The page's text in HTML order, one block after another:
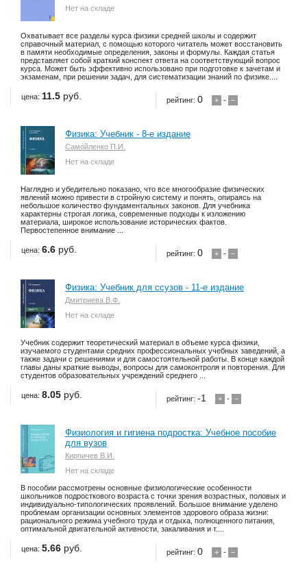
Нет на складе
Охватывает все разделы курса физики средней школы и содержит
справочный материал, с помощью которого читатель может восстановить
в памяти необходимые определения, законы и формулы. Каждая статья
представляет собой краткий конспект ответа на соответствующий вопрос
курса. Может быть эффективно использовано при подготовке к зачетам и
экзаменам, при решении задач, для систематизации знаний по физике....
рейтинг:0 + - −
цена: 11.5 руб.
Физика: Учебник - 8-е издание
Самойленко П.И.
Нет на складе
Наглядно и убедительно показано, что все многообразие физических
явлений можно привести в стройную систему и понять, опираясь на
небольшое количество фундаментальных законов. Для учебника
характерны строгая логика, современные подходы к изложению
материала, широкое использование исторических фактов.
Первостепенное внимание ...
рейтинг:0 + - −
цена: 6.6 руб.
Физика: Учебник для ссузов - 11-е издание
Дмитриева В.Ф.
Нет на складе
Учебник содержит теоретический материал в объеме курса физики,
изучаемого студентами средних профессиональных учебных заведений, а
также задачи с решениями и для самостоятельной работы. В конце каждой
главы даны краткие выводы, вопросы для самоконтроля и повторения. Для
студентов образовательных учреждений среднего ...
рейтинг:-1 + - −
цена: 8.05 руб.
Физиология и гигиена подростка: Учебное пособие
для вузов
Кирпичев В.И.
Нет на складе
В пособии рассмотрены основные физиологические особенности
школьников подросткового возраста с точки зрения возрастных, половых и
индивидуально-типологических проявлений. Большое внимание уделено
проблемам организации основных элементов здорового образа жизни:
рационального режима учебного труда и отдыха, полноценного питания,
оптимальной двигательной активности, закаливания и т....
рейтинг:0 + - −
цена: 5.66 руб.